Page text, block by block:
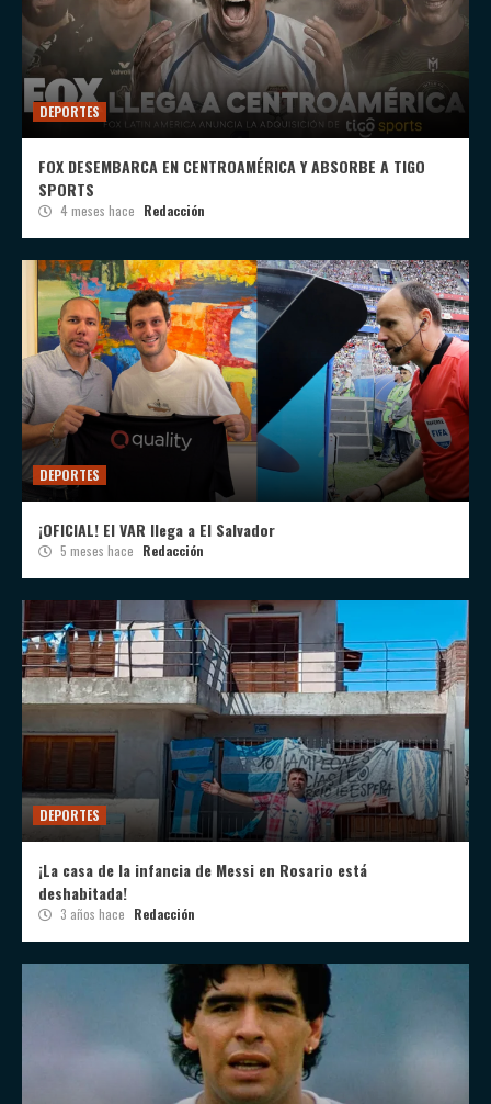
DEPORTES
FOX DESEMBARCA EN CENTROAMÉRICA Y ABSORBE A TIGO
SPORTS
4 meses hace Redacción
DEPORTES
¡OFICIAL! El VAR llega a El Salvador
5 meses hace Redacción
DEPORTES
¡La casa de la infancia de Messi en Rosario está
deshabitada!
3 años hace Redacción